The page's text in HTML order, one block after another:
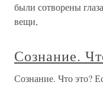
были сотворены
вещи,
Сознание.
Сознание. Что это?